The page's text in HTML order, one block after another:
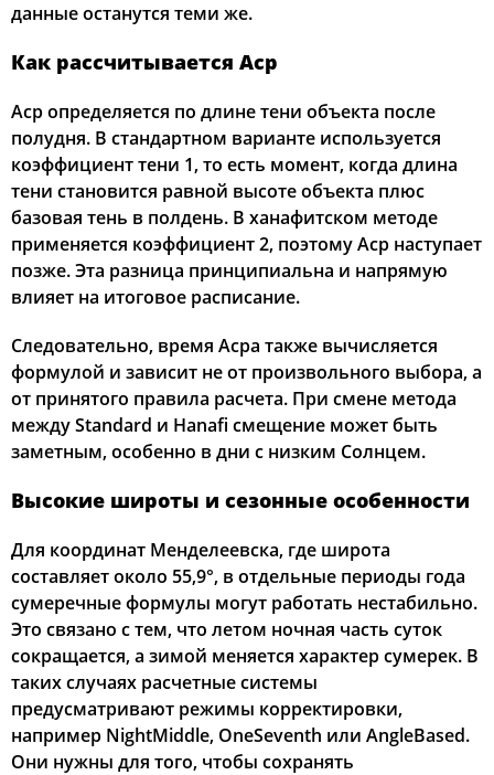
данные останутся теми же.
Как рассчитывается Аср
Аср определяется по длине тени объекта после
полудня. В стандартном варианте используется
коэффициент тени 1, то есть момент, когда длина
тени становится равной высоте объекта плюс
базовая тень в полдень. В ханафитском методе
применяется коэффициент 2, поэтому Аср наступает
позже. Эта разница принципиальна и напрямую
влияет на итоговое расписание.
Следовательно, время Асра также вычисляется
формулой и зависит не от произвольного выбора, а
от принятого правила расчета. При смене метода
между Standard и Hanafi смещение может быть
заметным, особенно в дни с низким Солнцем.
Высокие широты и сезонные особенности
Для координат Менделеевска, где широта
составляет около 55,9°, в отдельные периоды года
сумеречные формулы могут работать нестабильно.
Это связано с тем, что летом ночная часть суток
сокращается, а зимой меняется характер сумерек. В
таких случаях расчетные системы
предусматривают режимы корректировки,
например NightMiddle, OneSeventh или AngleBased.
Они нужны для того, чтобы сохранять